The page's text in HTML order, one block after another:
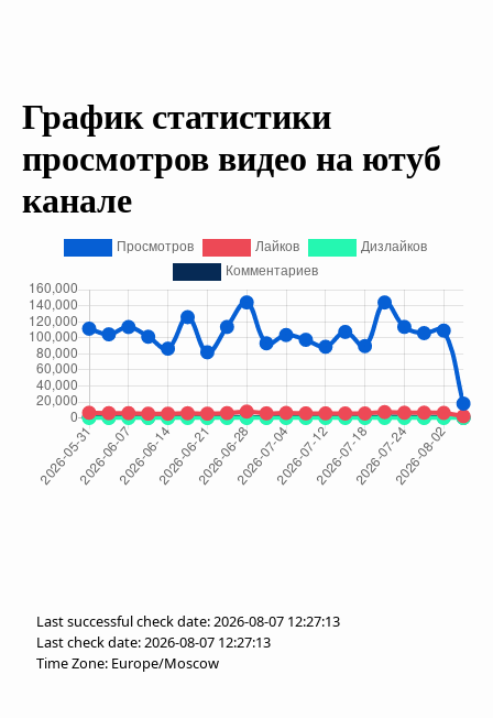
График статистики
просмотров видео на ютуб
канале
Last successful check date: 2026-08-07 12:27:13
Last check date: 2026-08-07 12:27:13
Time Zone: Europe/Moscow